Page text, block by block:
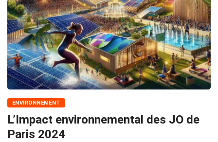
ENVIRONNEMENT
L’Impact environnemental des JO de
Paris 2024